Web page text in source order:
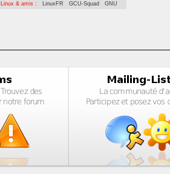
Linux & amis : LinuxFR GCU-Squad GNU